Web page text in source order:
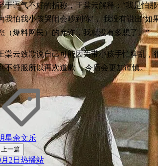
于语气不好的指称，王棠云解释：“我是怕
我怕我小孩哭闹会吵到你’， 我没有说出‘如
（爆料网民）的允许，我就没有多想了。”
棠云致歉说自己可能因为带小孩手忙脚乱
不舒服所以再次道歉 ，今后会更加谨慎。
星余文乐
上一篇
月2日热播站